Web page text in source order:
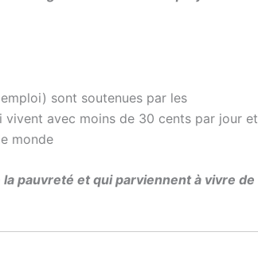
sont soutenues par les
avec moins de 30 cents par jour et
monde
pauvreté et qui parviennent à vivre de